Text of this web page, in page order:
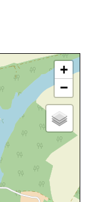
+
−